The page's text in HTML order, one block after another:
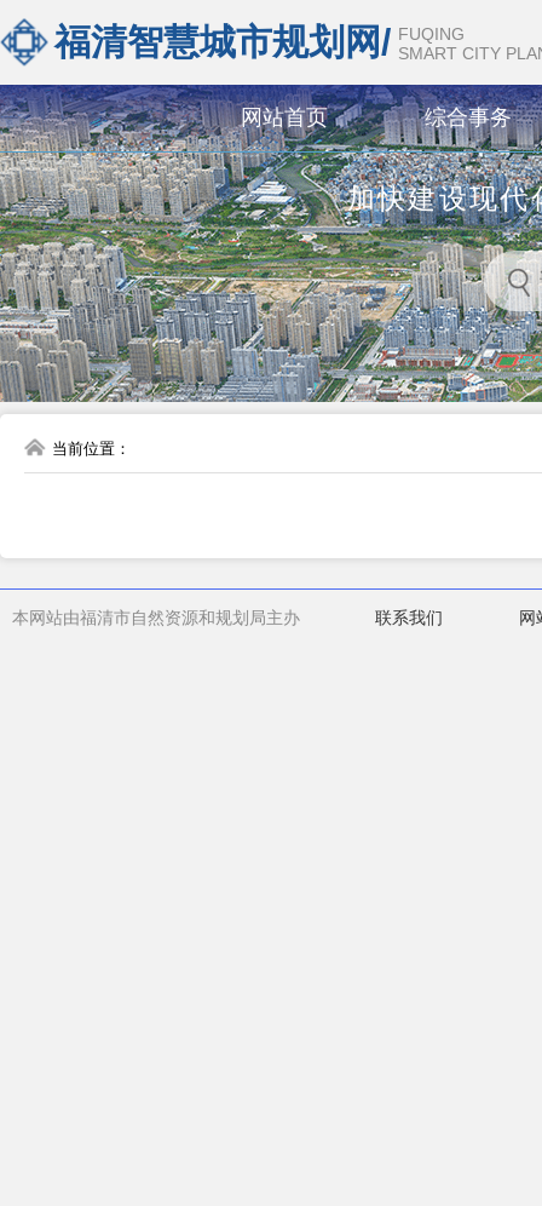
福清智慧城市规划网/ FUQING
SMART CITY
网站首页 综合事务
加快建设现
当前位置：
本网站由福清市自然资源和规划局主办 联系我们 网